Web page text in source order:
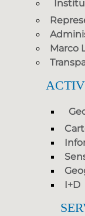
Marco
I+D